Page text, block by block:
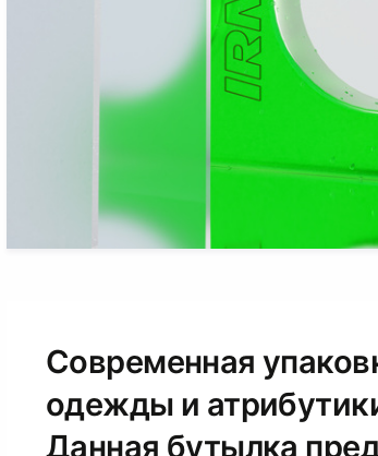
Современная
одежды и
Данная бутылка